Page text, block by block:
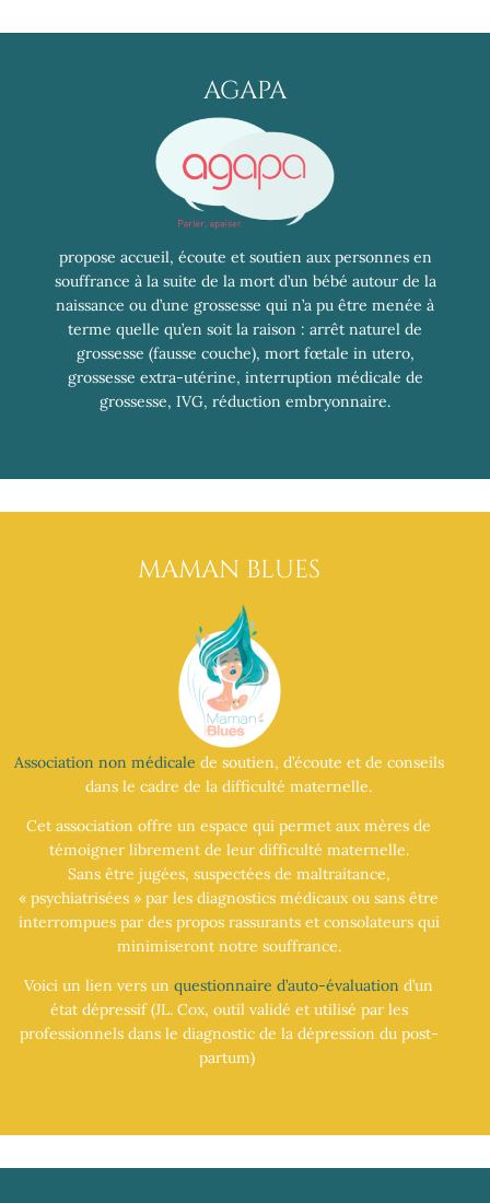
AGAPA
propose accueil, écoute et soutien aux personnes en
souffrance à la suite de la mort d’un bébé autour de la
naissance ou d’une grossesse qui n’a pu être menée à
terme quelle qu’en soit la raison : arrêt naturel de
grossesse (fausse couche), mort fœtale in utero,
grossesse extra-utérine, interruption médicale de
grossesse, IVG, réduction embryonnaire.
MAMAN BLUES
Association non médicale de soutien, d’écoute et de conseils
dans le cadre de la difficulté maternelle.
Cet association offre un espace qui permet aux mères de
témoigner librement de leur difficulté maternelle.
Sans être jugées, suspectées de maltraitance,
« psychiatrisées » par les diagnostics médicaux ou sans être
interrompues par des propos rassurants et consolateurs qui
minimiseront notre souffrance.
Voici un lien vers un questionnaire d’auto-évaluation d’un
état dépressif (JL. Cox, outil validé et utilisé par les
professionnels dans le diagnostic de la dépression du post-
partum)